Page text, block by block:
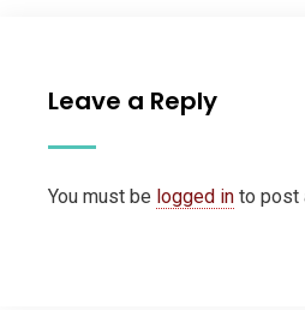
Leave a Reply
You must be logged in to post